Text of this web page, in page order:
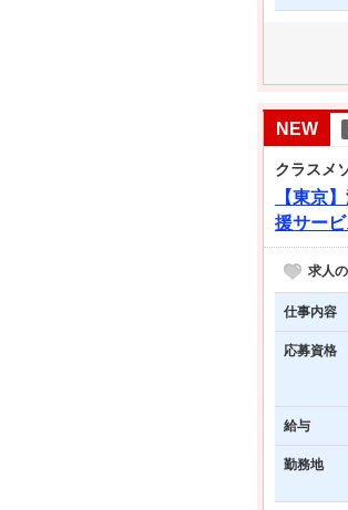
NEW
クラスメ
【東京
援サービ
求人
仕事内容
応募資格
給与
勤務地